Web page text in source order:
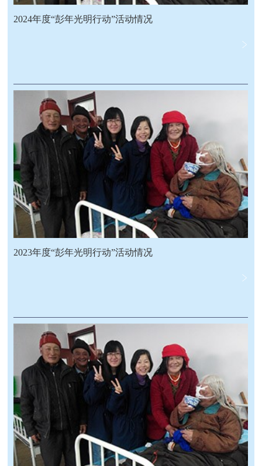
2024年度“彭年光明行动”活动情况
2023年度“彭年光明行动”活动情况